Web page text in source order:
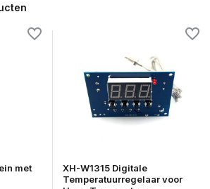
met
XH-W1315 Digitale
Temperatuurregelaar voor